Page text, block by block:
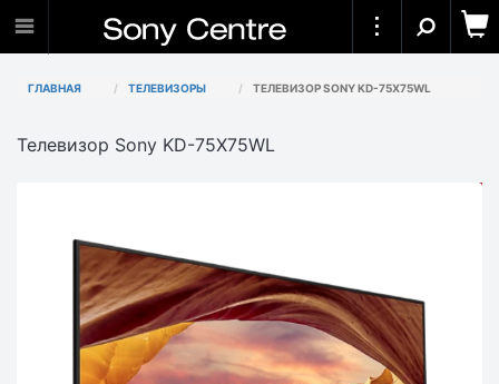
ГЛАВНАЯ ТЕЛЕВИЗОРЫ ТЕЛЕВИЗОР SONY KD-75X75WL
Телевизор Sony KD-75X75WL